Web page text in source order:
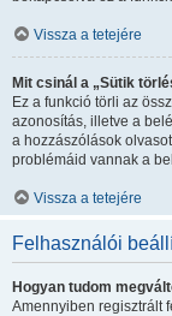
Vissza a tetejére
Mit csinál a „Sütik
Ez a funkció törli az
azonosítás, illetve a
a hozzászólások
problémáid vannak a
Vissza a tetejére
Felhasználói
Hogyan tudom
Amennyiben regisztrált